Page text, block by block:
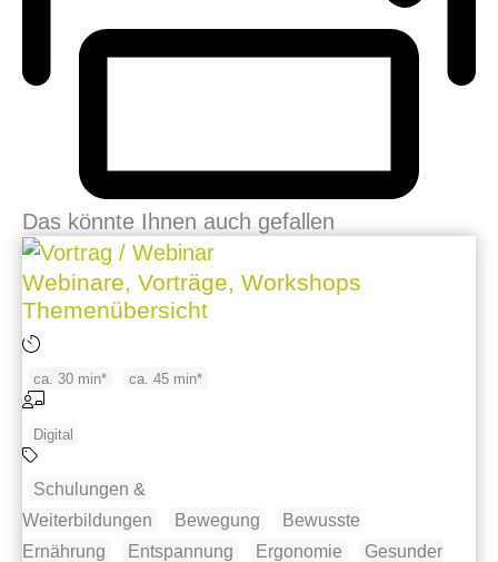
Das könnte Ihnen auch gefallen
Webinare, Vorträge, Workshops
Themenübersicht
ca. 30 min* ca. 45 min*
Digital
Schulungen &
Weiterbildungen
Bewegung
Bewusste
Ernährung
Entspannung Ergonomie
Gesunder